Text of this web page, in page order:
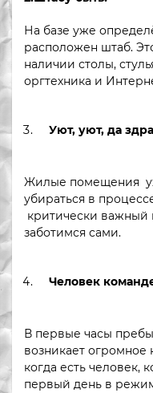
На базе уже
расположен штаб.
наличии столы,
оргтехника и
Уют, уют, да
Жилые помещения
убираться в
критически важный
заботимся сами.
Человек
В первые часы
возникает
когда есть человек,
первый день в